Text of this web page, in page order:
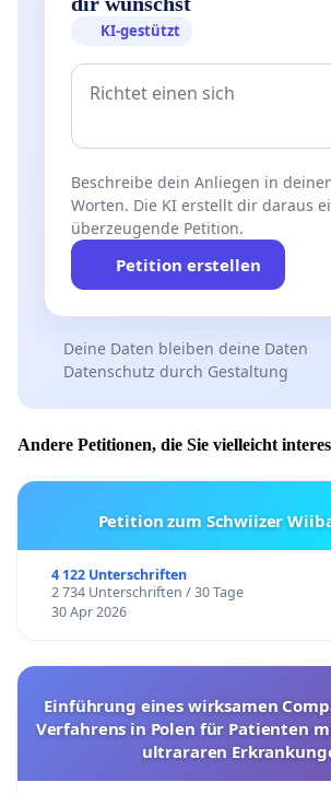
KI-gestützt
Beschreibe dein Anliegen in
Worten. Die KI erstellt dir daraus
überzeugende Petition.
Petition erstellen
Deine Daten bleiben deine Daten
Datenschutz durch Gestaltung
Andere Petitionen, die Sie vielleicht
Petition zum Schwiizer
4 122 Unterschriften
2 734 Unterschriften / 30 Tage
30 Apr 2026
Einführung eines wirksamen
Verfahrens in Polen für Patienten
ultrararen